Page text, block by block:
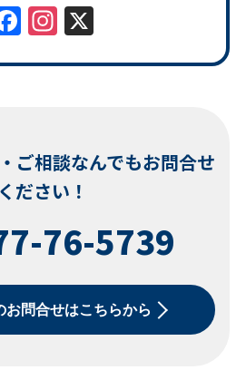
Facebook
Instagram
ご相談なんでもお問合せ
ください！
76-5739
お問合せはこちらから